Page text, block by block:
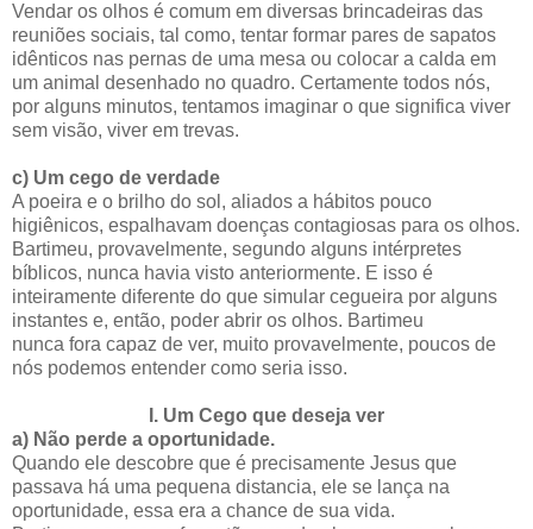
Vendar os olhos é comum em diversas brincadeiras das
reuniões sociais, tal como, tentar formar pares de sapatos
idênticos nas pernas de uma mesa ou colocar a calda em
um animal desenhado no quadro. Certamente todos nós,
por alguns minutos, tentamos imaginar o que significa viver
sem visão, viver em trevas.
c) Um cego de verdade
A poeira e o brilho do sol, aliados a hábitos pouco
higiênicos, espalhavam doenças contagiosas para os olhos.
Bartimeu, provavelmente, segundo alguns intérpretes
bíblicos, nunca havia visto anteriormente. E isso é
inteiramente diferente do que simular cegueira por alguns
instantes e, então, poder abrir os olhos. Bartimeu
nunca fora capaz de ver, muito provavelmente, poucos de
nós podemos entender como seria isso.
I. Um Cego que deseja ver
a) Não perde a oportunidade.
Quando ele descobre que é precisamente Jesus que
passava há uma pequena distancia, ele se lança na
oportunidade, essa era a chance de sua vida.